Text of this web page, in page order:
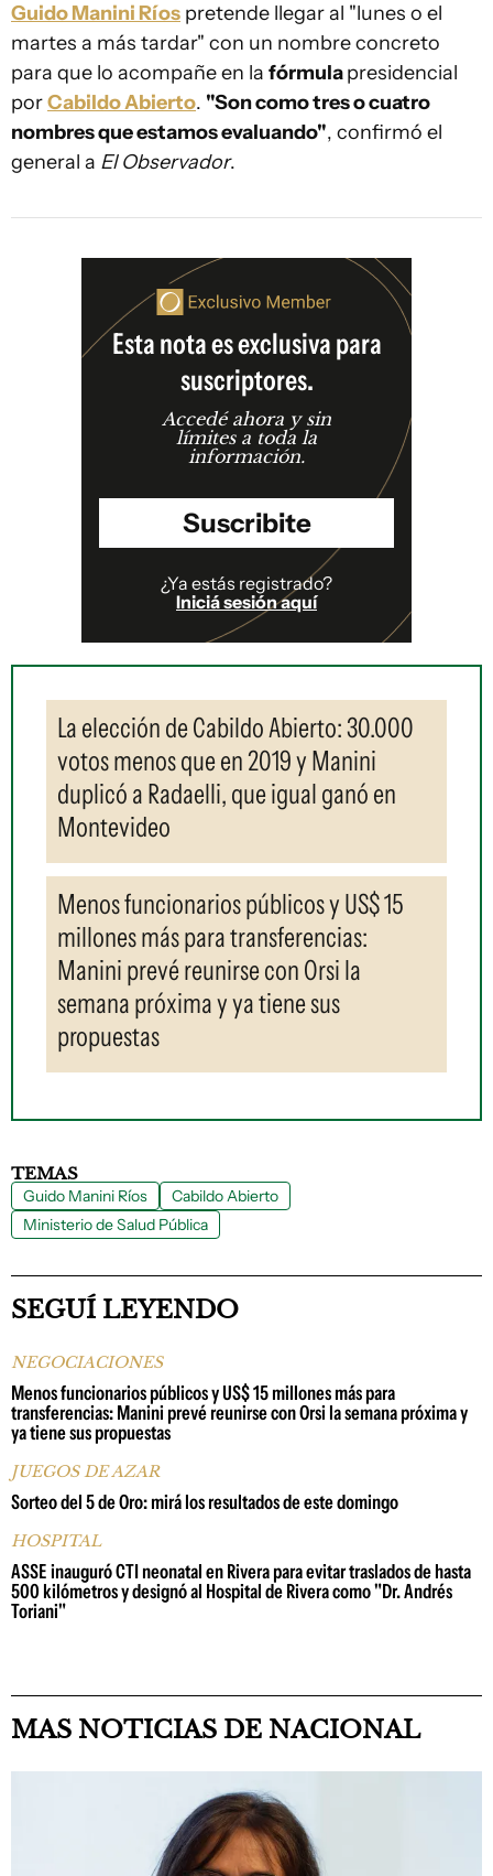
Guido Manini Ríos pretende llegar al "lunes o el
martes a más tardar" con un nombre concreto
para que lo acompañe en la fórmulapresidencial
porCabildo Abierto. "Son como tres o cuatro
nombres que estamos evaluando", confirmó el
general a El Observador.
Esta nota es exclusiva para
suscriptores.
Accedé ahora y sin
límites a toda la
información.
Suscribite
¿Ya estás registrado?
Iniciá sesión aquí
La elección de Cabildo Abierto: 30.000
votos menos que en 2019 y Manini
duplicó a Radaelli, que igual ganó en
Montevideo
Menos funcionarios públicos y US$ 15
millones más para transferencias:
Manini prevé reunirse con Orsi la
semana próxima y ya tiene sus
propuestas
TEMAS
Guido Manini Ríos
Cabildo Abierto
Ministerio de Salud Pública
SEGUÍ LEYENDO
NEGOCIACIONES
Menos funcionarios públicos y US$ 15 millones más para
transferencias: Manini prevé reunirse con Orsi la semana próxima y
ya tiene sus propuestas
JUEGOS DE AZAR
Sorteo del 5 de Oro: mirá los resultados de este domingo
HOSPITAL
ASSE inauguró CTI neonatal en Rivera para evitar traslados de hasta
500 kilómetros y designó al Hospital de Rivera como "Dr. Andrés
Toriani"
MAS NOTICIAS DE NACIONAL